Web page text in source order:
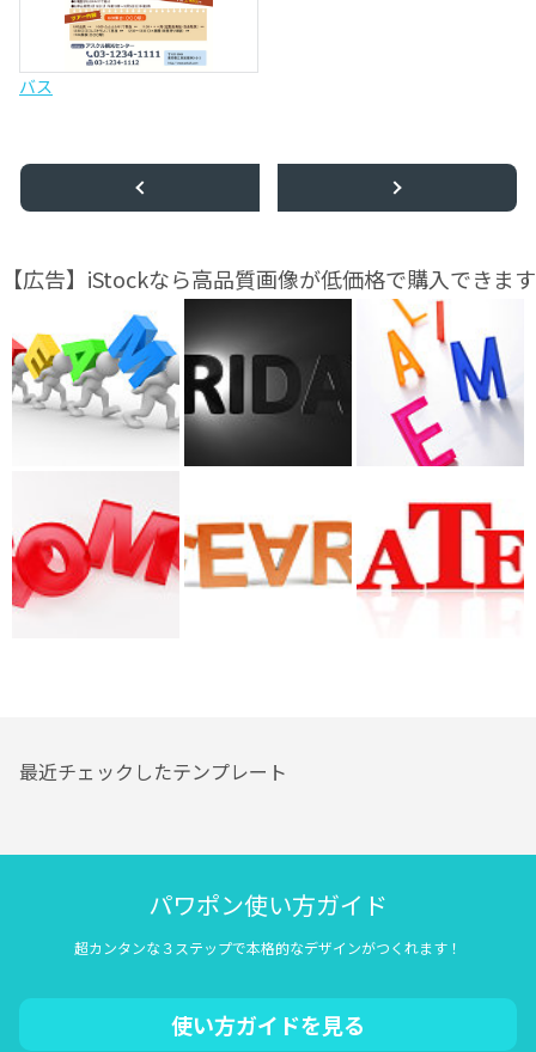
バス
【広告】iStockなら高品質画像が低価格で購入できます
最近チェックしたテンプレート
パワポン使い方ガイド
超カンタンな３ステップで本格的なデザインがつくれます！
使い方ガイドを見る